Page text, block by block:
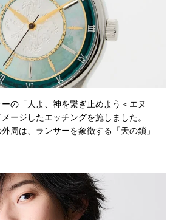
の「人よ、神を繋ぎ止めよう＜エヌ
ージしたエッチングを施しました。
周は、ランサーを象徴する「天の鎖」